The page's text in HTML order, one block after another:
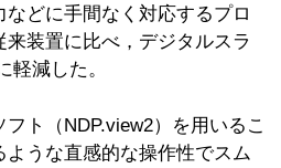
どに手間なく対応するプロ
装置に比べ，デジタルスラ
軽減した。
ト（NDP.view2）を用いるこ
ような直感的な操作性でスム